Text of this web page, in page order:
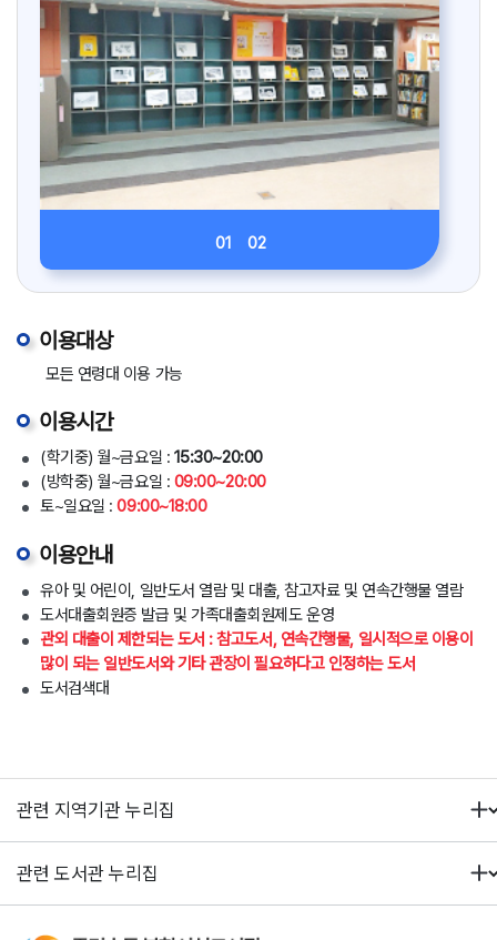
01 02
이용대상
모든 연령대 이용 가능
이용시간
(학기중) 월~금요일 : 15:30~20:00
(방학중) 월~금요일 : 09:00~20:00
토~일요일 :09:00~18:00
이용안내
유아 및 어린이, 일반도서 열람 및 대출, 참고자료 및 연속간행물 열람
도서대출회원증 발급 및 가족대출회원제도 운영
관외 대출이 제한되는 도서 : 참고도서, 연속간행물, 일시적으로 이용이
많이 되는 일반도서와 기타 관장이 필요하다고 인정하는 도서
도서검색대